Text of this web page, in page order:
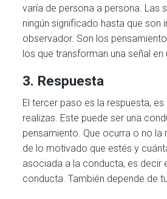
varía de persona a persona. Las
ningún significado hasta que son
observador. Son los
los que transforman una señal en
3. Respuesta
El tercer paso es la respuesta, es
realizas. Este puede ser una
pensamiento. Que ocurra o no la
de lo motivado que estés y
asociada a la conducta, es decir
conducta. También depende de